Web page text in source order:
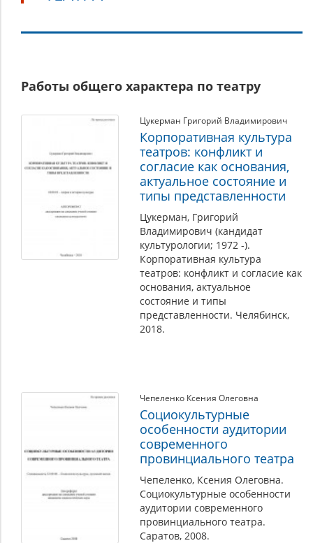
театр.
Теория
Работы общего характера по театру
Цукерман Григорий Владимирович
Корпоративная культура
театров: конфликт и
согласие как основания,
актуальное состояние и
типы представленности
Цукерман, Григорий
Владимирович (кандидат
культурологии; 1972 -).
Корпоративная культура
театров: конфликт и согласие как
основания, актуальное
состояние и типы
представленности. Челябинск,
2018.
Чепеленко Ксения Олеговна
Социокультурные
особенности аудитории
современного
провинциального театра
Чепеленко, Ксения Олеговна.
Социокультурные особенности
аудитории современного
провинциального театра.
Саратов, 2008.